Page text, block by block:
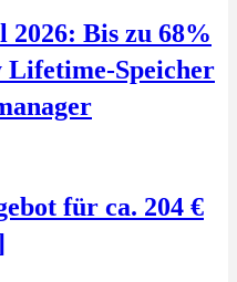
2026: Bis zu 68%
Speicher
für ca. 204 €